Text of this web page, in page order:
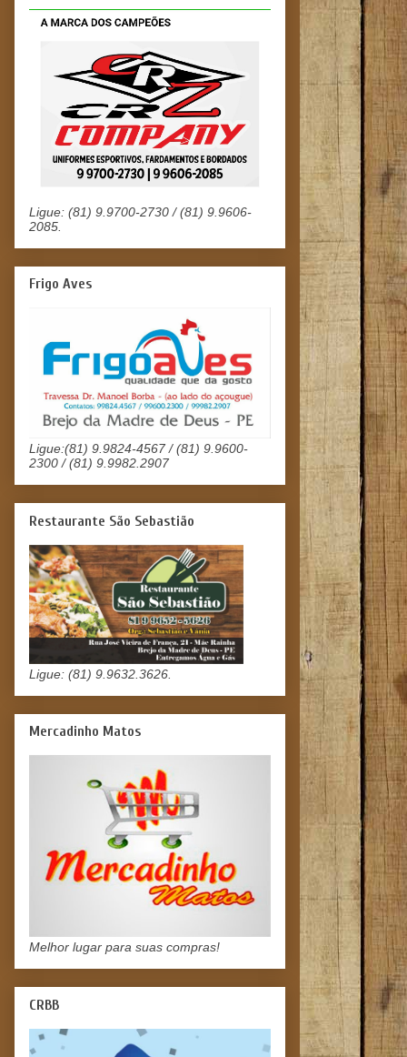
Ligue: (81) 9.9700-2730 / (81) 9.9606-
2085.
Frigo Aves
Ligue:(81) 9.9824-4567 / (81) 9.9600-
2300 / (81) 9.9982.2907
Restaurante São Sebastião
Ligue: (81) 9.9632.3626.
Mercadinho Matos
Melhor lugar para suas compras!
CRBB